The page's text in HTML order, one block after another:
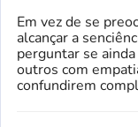
Em vez de se
alcançar a
perguntar se
outros com
confundirem